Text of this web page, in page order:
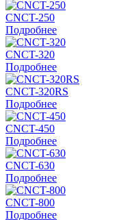
CNCT-250
Подробнее
CNCT-320
Подробнее
CNCT-320RS
Подробнее
CNCT-450
Подробнее
CNCT-630
Подробнее
CNCT-800
Подробнее